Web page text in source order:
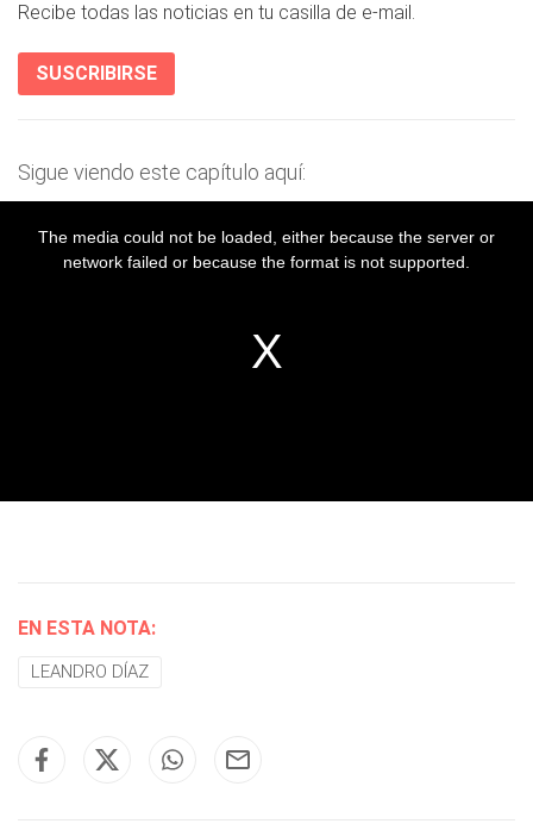
Recibe todas las noticias en tu casilla de e-mail.
SUSCRIBIRSE
Sigue viendo este capítulo aquí:
EN ESTA NOTA:
LEANDRO DÍAZ